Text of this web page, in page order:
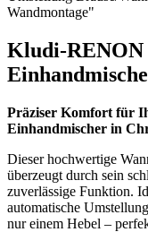
Wandmontage"
Kludi-RENON
Präziser Komfort für
Einhandmischer in
Dieser hochwertige
überzeugt durch sein
zuverlässige Funktion.
automatische
nur einem Hebel –